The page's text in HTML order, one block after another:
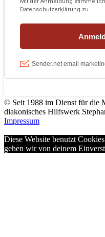
© Seit 1988 im Dienst für die
diakonisches Hilfswerk
Impressum
Diese Website benutzt
gehen wir von deinem